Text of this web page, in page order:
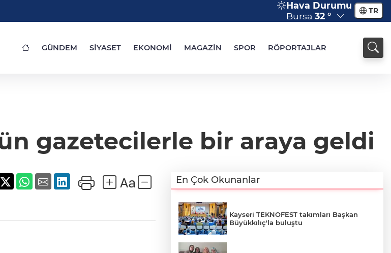
Hava Durumu
Bursa 32 ° TR
GÜNDEM SİYASET EKONOMİ MAGAZİN SPOR RÖPORTAJLAR
gazetecilerle bir araya geldi
En Çok Okunanlar
Kayseri TEKNOFEST takımları Başkan
Büyükkılıç'la buluştu